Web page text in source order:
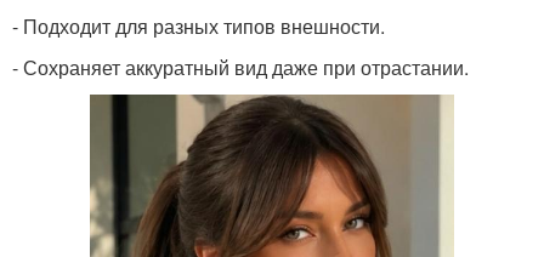
- Подходит для разных типов внешности.
- Сохраняет аккуратный вид даже при отрастании.